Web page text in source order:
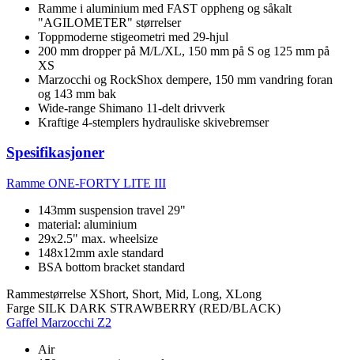
Ramme i aluminium med FAST oppheng og såkalt
"AGILOMETER" størrelser
Toppmoderne stigeometri med 29-hjul
200 mm dropper på M/L/XL, 150 mm på S og 125 mm på
XS
Marzocchi og RockShox dempere, 150 mm vandring foran
og 143 mm bak
Wide-range Shimano 11-delt drivverk
Kraftige 4-stemplers hydrauliske skivebremser
Spesifikasjoner
Ramme ONE-FORTY LITE III
143mm suspension travel 29"
material: aluminium
29x2.5" max. wheelsize
148x12mm axle standard
BSA bottom bracket standard
Rammestørrelse XShort, Short, Mid, Long, XLong
Farge SILK DARK STRAWBERRY (RED/BLACK)
Gaffel Marzocchi Z2
Air